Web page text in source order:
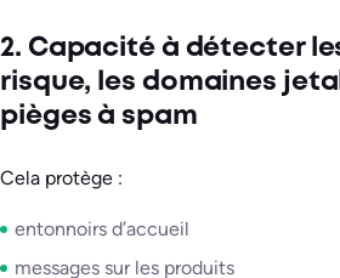
2. Capacité à détecter
risque, les domaines
pièges à spam
Cela protège :
entonnoirs d’accueil
messages sur les produits